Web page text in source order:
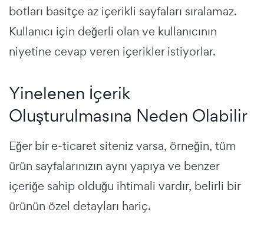
botları basitçe az içerikli sayfaları sıralamaz.
Kullanıcı için değerli olan ve kullanıcının
niyetine cevap veren içerikler istiyorlar.
Yinelenen İçerik
Oluşturulmasına Neden Olabilir
Eğer bir e-ticaret siteniz varsa, örneğin, tüm
ürün sayfalarınızın aynı yapıya ve benzer
içeriğe sahip olduğu ihtimali vardır, belirli bir
ürünün özel detayları hariç.